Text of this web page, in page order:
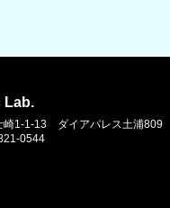
Lab.
崎1-1-13 ダイアパレス土浦809
0544